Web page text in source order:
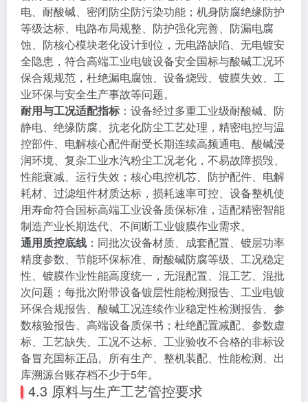
电、耐酸碱、密闭防尘防污染功能；机身防腐绝缘防护
等级达标、电路布局规整、防护强化完善、防漏电腐
蚀、防核心模块老化设计到位，无电路缺陷、无电镀安
全隐患，符合高端工业电镀设备安全国标与酸碱工况环
保合规规范，杜绝漏电腐蚀、设备烧毁、镀膜失效、工
业环保与安全生产事故等问题。
耐用与工况适配指标 ：设备经过多重工业级耐酸碱、防
静电、绝缘防腐、抗老化防尘工艺处理，精密电控与温
控部件、电解核心配件耐受长期连续高频通电、酸碱浸
润环境、复杂工业水汽粉尘工况老化，不易故障损毁、
性能衰减、运行失效；核心电控机芯、防护配件、电解
耗材、过滤组件材质达标，损耗速率可控、设备整机使
用寿命符合国标高端工业设备质保标准，适配精密智能
制造产业长期迭代、不间断工业镀膜作业需求。
通用质控底线 ：同批次设备材质、成套配置、镀层功率
精度参数、节能环保标准、耐酸碱防腐等级、工况稳定
性、镀膜作业性能高度统一，无混配置、混工艺、混批
次问题；每批次附带设备镀层性能检测报告、工业电镀
环保合规报告、酸碱工况连续作业稳定性检测报告、参
数核验报告、高端设备质保书；杜绝配置减配、参数虚
标、工艺缺失、工况不达标、工业验收不合格的非标设
备冒充国标正品。所有生产、整机装配、性能检测、出
库溯源台账存档不少于5年。
4.3 原料与生产工艺管控要求